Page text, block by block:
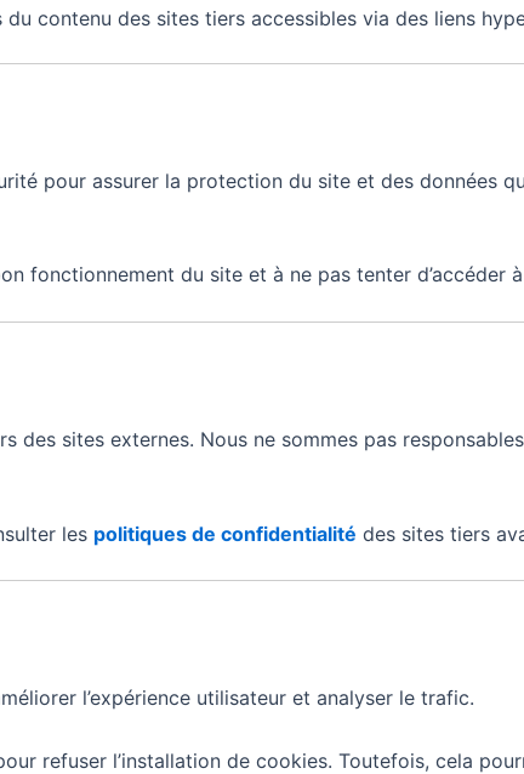
du contenu des sites tiers accessibles via des liens
pour assurer la protection du site et des données
fonctionnement du site et à ne pas tenter d’accéder
des sites externes. Nous ne sommes pas
les politiques de confidentialité des sites tiers
l’expérience utilisateur et analyser le trafic.
refuser l’installation de cookies. Toutefois, cela